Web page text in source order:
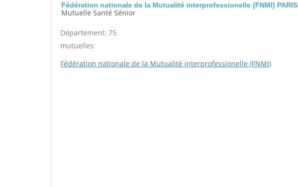
Fédération nationale de la Mutualité interprofessionelle (FNMI) PARIS
Mutuelle Santé Sénior
Département: 75
mutuelles
Fédération nationale de la Mutualité interprofessionelle (FNMI)